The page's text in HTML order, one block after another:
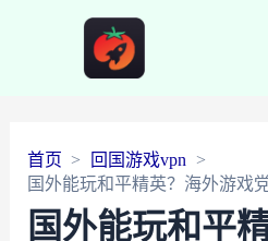
首页
回国游戏vpn
国外能玩和平精英？海外游戏
国外能玩和平